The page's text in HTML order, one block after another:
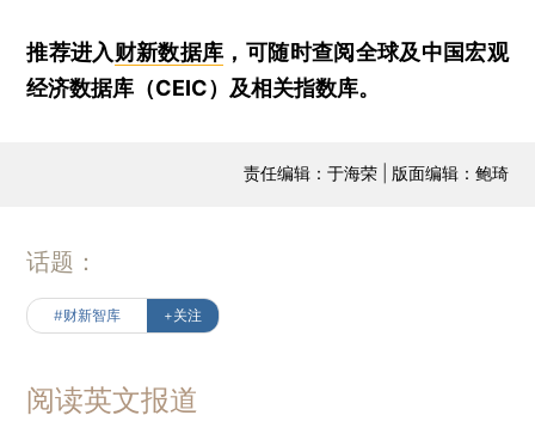
推荐进入财新数据库 ，可随时查阅全球及中国宏观
经济数据库（CEIC）及相关指数库。
责任编辑：于海荣 | 版面编辑：鲍琦
话题：
#财新智库 +关注
阅读英文报道